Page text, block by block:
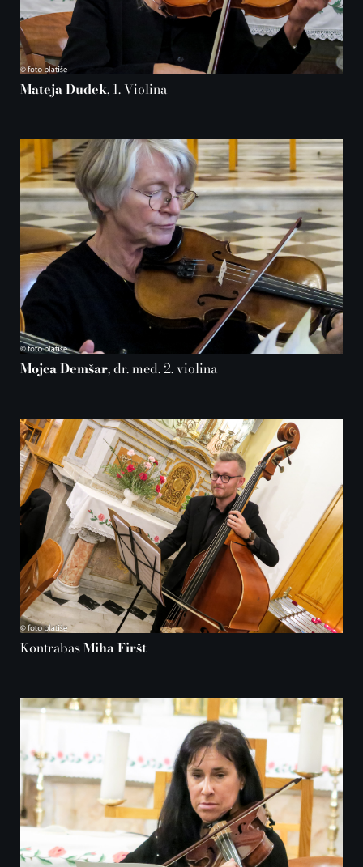
Mateja Dudek, 1. Violina
Mojca Demšar, dr. med. 2. violina
KontrabasMiha Firšt